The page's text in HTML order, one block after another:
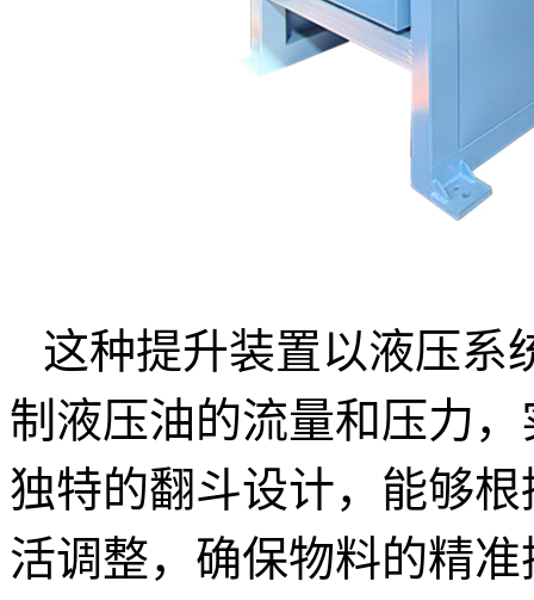
这种提升装置以液压系
制液压油的流量和压力
独特的翻斗设计，能够
活调整，确保物料的精